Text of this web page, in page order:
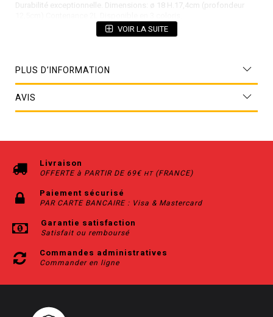
Durabilité exceptionnelle. Dimensions: ø 18 H.17,4cm (profondeur
VOIR LA SUITE
PLUS D’INFORMATION
AVIS
Livraison
OFFERTE à PARTIR DE 69€ HT(FRANCE)
Paiement sécurisé
PAR CARTE BANCAIRE : Visa & Mastercard
Garantie satisfaction
Satisfait ou remboursé
Commandes administratives
Commander en ligne